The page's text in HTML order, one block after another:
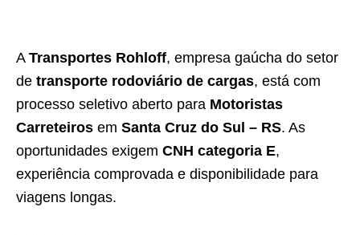
A Transportes Rohloff, empresa gaúcha do setor
de transporte rodoviário de cargas, está com
processo seletivo aberto para Motoristas
Carreteiros em Santa Cruz do Sul – RS. As
oportunidades exigem CNH categoria E,
experiência comprovada e disponibilidade para
viagens longas.